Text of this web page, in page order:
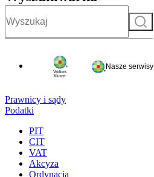
Szukaj
Nasze serwisy
Prawnicy i sądy
Podatki
PIT
CIT
VAT
Akcyza
Ordynacja